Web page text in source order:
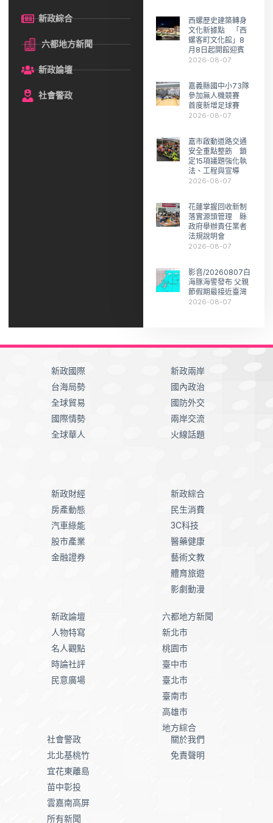
新政綜合
六都地方新聞
新政論壇
社會警政
西螺歷史建築轉身
文化新據點 「西
螺客町文化館」8
月8日起開館迎賓
2026-08-07
嘉義縣國中小73隊
參加無人機競賽
首度新增足球賽
2026-08-07
嘉市啟動道路交通
安全重點整飭 鎖
定15項議題強化執
法、工程與宣導
2026-08-07
花蓮掌握回收新制
落實源頭管理 縣
政府舉辦責任業者
法規說明會
2026-08-07
影音/20260807白
海豚海警發布 父親
節假期最接近臺灣
2026-08-07
新政國際
台海局勢
全球貿易
國際情勢
全球華人
新政兩岸
國內政治
國防外交
兩岸交流
火線話題
新政財經
房產動態
汽車綠能
股市產業
金融證券
新政綜合
民生消費
3C科技
醫藥健康
藝術文教
體育旅遊
影劇動漫
新政論壇
人物特寫
名人觀點
時論社評
民意廣場
六都地方新聞
新北市
桃園市
臺中市
臺北市
臺南市
高雄市
地方綜合
社會警政
北北基桃竹
宜花東離島
苗中彰投
雲嘉南高屏
所有新聞
關於我們
免責聲明